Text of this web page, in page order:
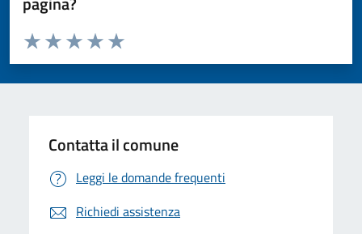
Valuta da 1 a 5 stelle la pagina
Valuta 5 stelle su 5
Valuta 4 stelle su 5
Valuta 3 stelle su 5
Valuta 2 stelle su 5
Valuta 1 stelle su 5
Contatta il comune
Leggi le domande frequenti
Richiedi assistenza